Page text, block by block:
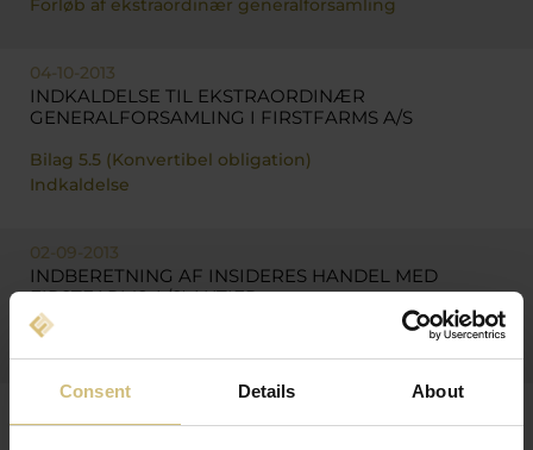
Consent Details About
Forløb af ekstraordinær generalforsamling
04-10-2013
INDKALDELSE TIL EKSTRAORDINÆR
GENERALFORSAMLING I FIRSTFARMS A/S
Bilag 5.5 (Konvertibel obligation)
Indkaldelse
02-09-2013
INDBERETNING AF INSIDERES HANDEL MED
FIRSTFARMS A/S' AKTIER
Indberetning af insideres handel
INDBERETNING AF INSIDERES HANDEL MED